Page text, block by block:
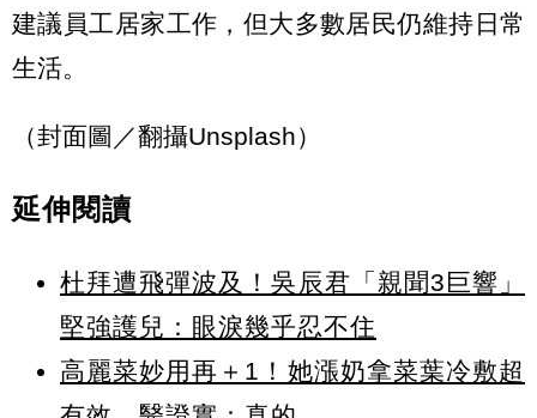
建議員工居家工作，但大多數居民仍維持日常
生活。
（封面圖／翻攝Unsplash）
延伸閱讀
杜拜遭飛彈波及！吳辰君「親聞3巨響」
堅強護兒：眼淚幾乎忍不住
高麗菜妙用再＋1！她漲奶拿菜葉冷敷超